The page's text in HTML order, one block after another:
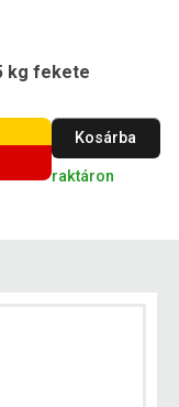
kg fekete
Kosárba
raktáron